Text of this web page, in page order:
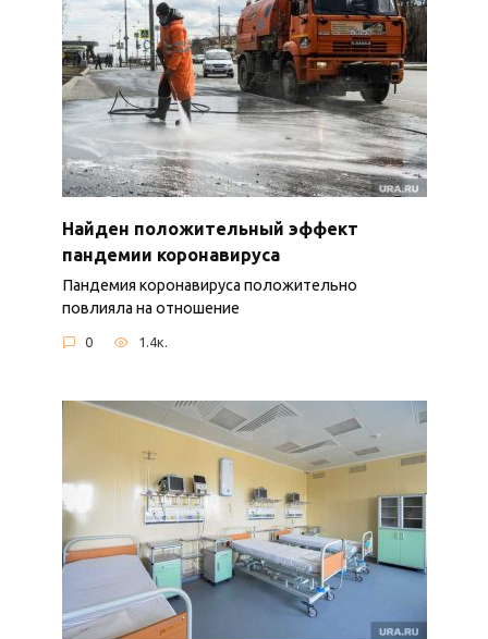
Найден положительный эффект
пандемии коронавируса
Пандемия коронавируса положительно
повлияла на отношение
0 1.4к.